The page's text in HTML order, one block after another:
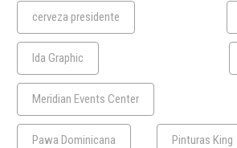
cerveza presidente
Ida Graphic
Meridian Events Center
Pawa Dominicana Pinturas King